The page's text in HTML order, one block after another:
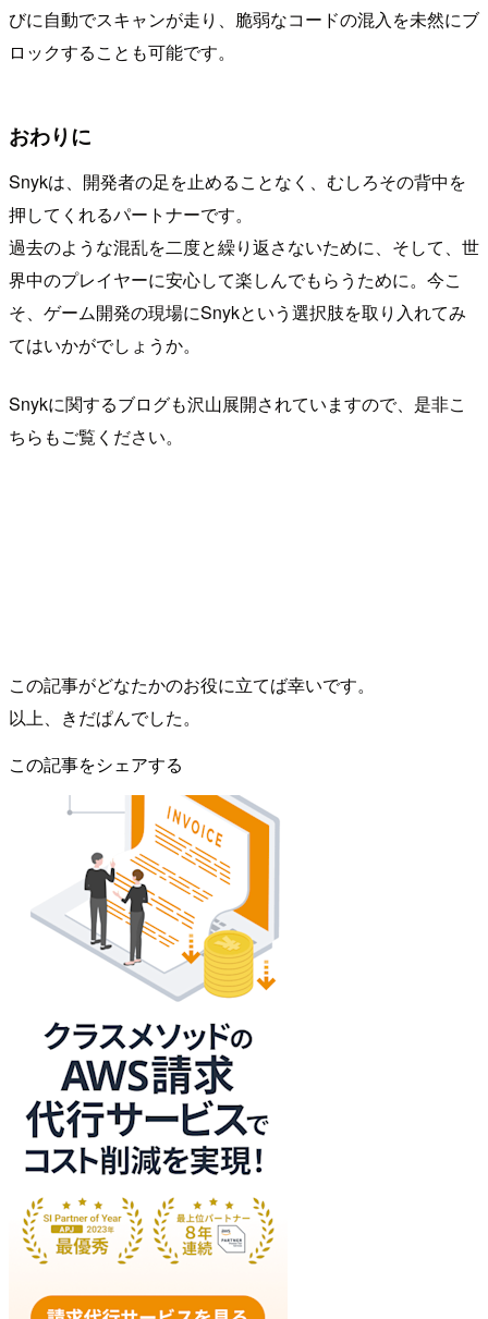
びに自動でスキャンが走り、脆弱なコードの混入を未然にブ
ロックすることも可能です。
おわりに
Snykは、開発者の足を止めることなく、むしろその背中を
押してくれるパートナーです。
過去のような混乱を二度と繰り返さないために、そして、世
界中のプレイヤーに安心して楽しんでもらうために。今こ
そ、ゲーム開発の現場にSnykという選択肢を取り入れてみ
てはいかがでしょうか。
Snykに関するブログも沢山展開されていますので、是非こ
ちらもご覧ください。
この記事がどなたかのお役に立てば幸いです。
以上、きだぱんでした。
この記事をシェアする